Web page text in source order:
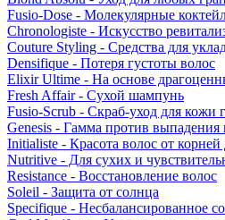
Fusio-Dose - Молекулярные
Chronologiste - Искусство
Couture Styling - Средства для
Densifique - Потеря густоты волос
Elixir Ultime - На основе
Fresh Affair - Сухой шампунь
Fusio-Scrub - Скраб-уход для кожи
Genesis - Гамма против выпадения
Initialiste - Красота волос от корней
Nutritive - Для сухих и
Resistance - Восстановление волос
Soleil - Защита от солнца
Specifique - Несбалансированное